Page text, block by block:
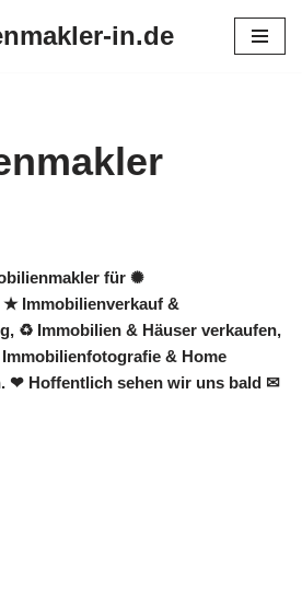
in.de
für ✺
Immobilienverkauf &
♻ Immobilien & Häuser verkaufen,
& Home
❤ Hoffentlich sehen wir uns bald ✉